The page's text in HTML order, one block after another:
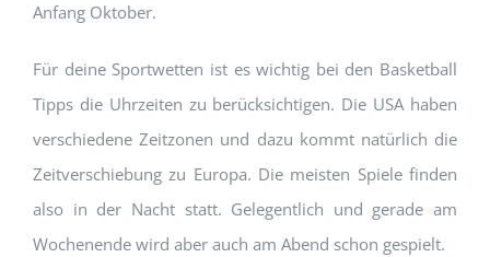
Anfang Oktober.
Für deine Sportwetten ist es wichtig bei den Basketball
Tipps die Uhrzeiten zu berücksichtigen. Die USA haben
verschiedene Zeitzonen und dazu kommt natürlich die
Zeitverschiebung zu Europa. Die meisten Spiele finden
also in der Nacht statt. Gelegentlich und gerade am
Wochenende wird aber auch am Abend schon gespielt.